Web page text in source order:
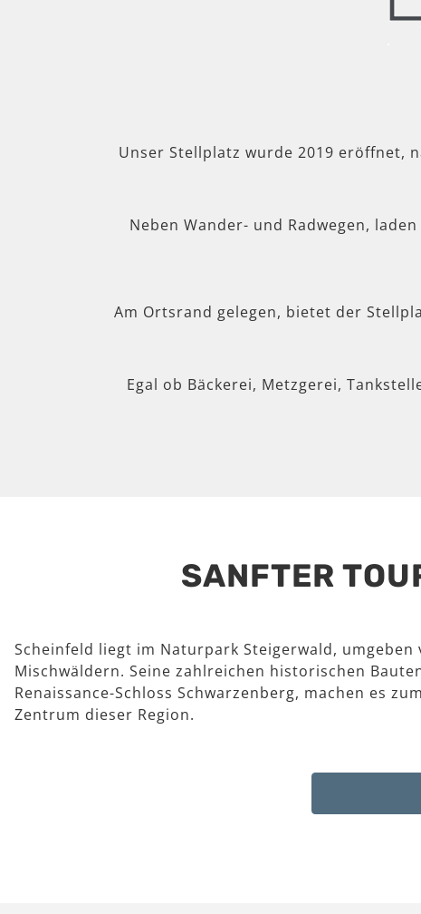
Unser Stellplatz wurde 2019 eröffnet,
Neben Wander- und Radwegen,
Am Ortsrand gelegen, bietet der
Egal ob Bäckerei, Metzgerei,
SANFTER
Scheinfeld liegt im Naturpark Steigerwald, umgeben
Mischwäldern. Seine zahlreichen historischen
Renaissance-Schloss Schwarzenberg, machen es
Zentrum dieser Region.